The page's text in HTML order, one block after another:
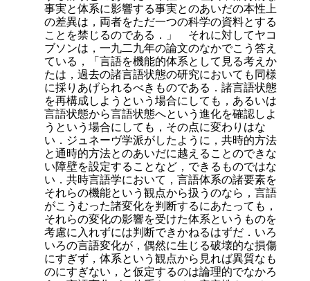
事実と体系に影響する事実とのあいだの本性上
の差異は，両者をただ一つの科学の資料とする
ことを禁じるのである．」 それに対してヤコ
ブソンは，一九二九年の論文のなかでこう答え
ている，「言語を機能的体系として見る考えか
たは，過去の諸言語状態の研究においても同様
に採りあげられるべきものである．諸言語状態
を再構成しようという場合にしても，あるいは
言語状態から言語状態へという進化を確認しよ
うという場合にしても，その点に変わりはな
い．ジュネーヴ学派がしたように，共時的方法
と通時的方法とのあいだに越えることのできな
い障壁を設定することなど，できるものではな
い．共時言語学において，言語体系の諸要素を
それらの機能という観点から扱うのなら，言語
がこうむった諸変化を判断するにあたっても，
それらの変化の影響を受けた体系というものを
考慮に入れずには判断できかねるはずだ．いろ
いろの言語変化が，偶然に生じる破壊的な損傷
にすぎず，体系という観点から見れば異質なも
のにすぎない，と仮定するのは論理的でなかろ